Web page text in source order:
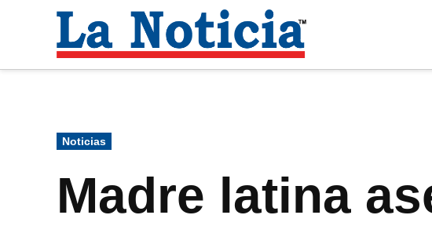
contenido
Noticia
Publicado
en
Noticias
Madre latina